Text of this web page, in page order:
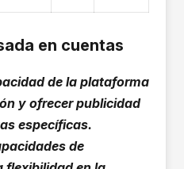
en cuentas
de la plataforma
y ofrecer publicidad
específicas.
de